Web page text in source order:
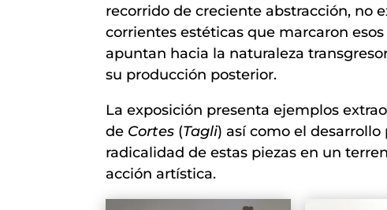
recorrido de creciente abstracción, no
corrientes estéticas que marcaron
apuntan hacia la naturaleza
su producción posterior.
La exposición presenta ejemplos
de Cortes (Tagli) así como el
radicalidad de estas piezas en un
acción artística.